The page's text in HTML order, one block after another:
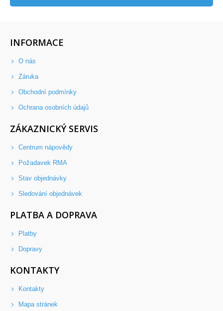
INFORMACE
O nás
Záruka
Obchodní podmínky
Ochrana osobních údajů
ZÁKAZNICKÝ SERVIS
Centrum nápovědy
Požadavek RMA
Stav objednávky
Sledování objednávek
PLATBA A DOPRAVA
Platby
Dopravy
KONTAKTY
Kontakty
Mapa stránek